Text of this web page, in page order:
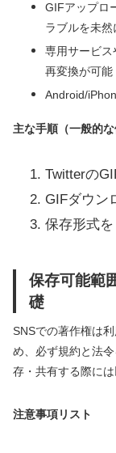
GIFアップロ
ラブルを未然
専用サービス
再変換が可能
Android/
主な手順（一般的な
Twitterの
GIFダウン
保存形式
保存可能範
礎
SNSでの著作権は
め、必ず規約と法
存・共有する際には
注意事項リスト